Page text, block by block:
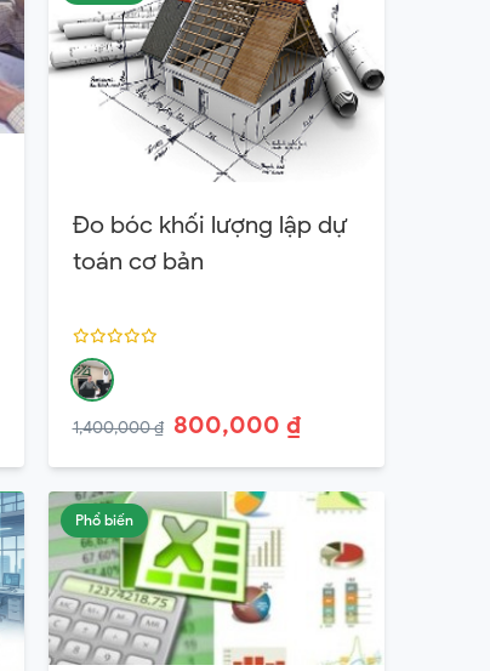
Đo bóc khối lượng lập dự
toán cơ bản
1,400,000 ₫ 800,000 ₫
Phổ biến